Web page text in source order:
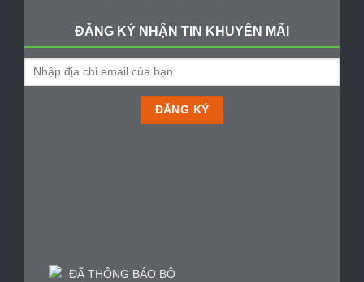
ĐĂNG KÝ NHẬN TIN KHUYẾN MÃI